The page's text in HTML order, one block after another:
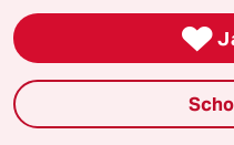
Ceuta
Hitze
